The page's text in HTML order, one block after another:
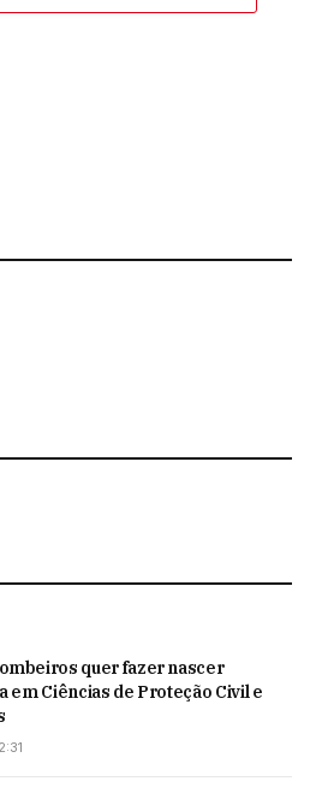
quer fazer nascer
em Ciências de Proteção Civil e